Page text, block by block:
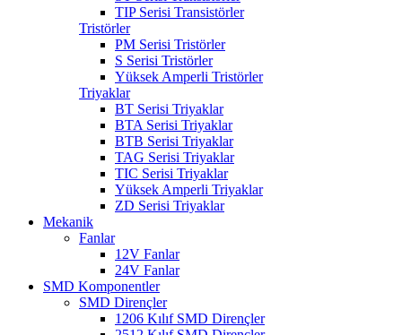
TIP Serisi Transistörler
Tristörler
PM Serisi Tristörler
S Serisi Tristörler
Yüksek Amperli Tristörler
Triyaklar
BT Serisi Triyaklar
BTA Serisi Triyaklar
BTB Serisi Triyaklar
TAG Serisi Triyaklar
TIC Serisi Triyaklar
Yüksek Amperli Triyaklar
ZD Serisi Triyaklar
Mekanik
Fanlar
12V Fanlar
24V Fanlar
SMD Komponentler
SMD Dirençler
1206 Kılıf SMD Dirençler